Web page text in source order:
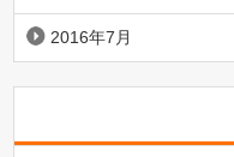
2016年7月